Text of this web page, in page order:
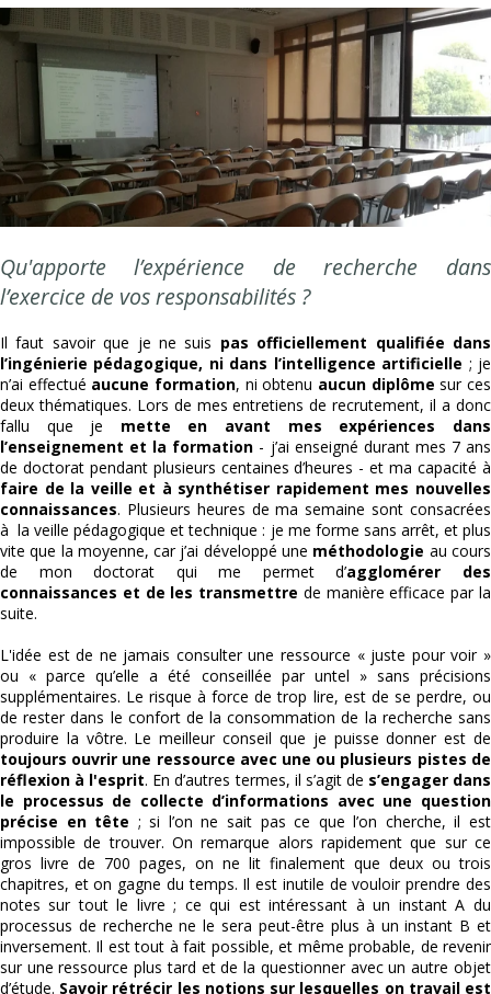
Qu'apporte l’expérience de recherche dans
l’exercice de vos responsabilités ?
Il faut savoir que je ne suis pas officiellement qualifiée dans
l’ingénierie pédagogique, ni dans l’intelligence artificielle ; je
n’ai effectué aucune formation, ni obtenu aucun diplôme sur ces
deux thématiques. Lors de mes entretiens de recrutement, il a donc
fallu que je mette en avant mes expériences dans
l’enseignement et la formation - j’ai enseigné durant mes 7 ans
de doctorat pendant plusieurs centaines d’heures - et ma capacité à
faire de la veille et à synthétiser rapidement mes nouvelles
connaissances. Plusieurs heures de ma semaine sont consacrées
à la veille pédagogique et technique : je me forme sans arrêt, et plus
vite que la moyenne, car j’ai développé une méthodologie au cours
de mon doctorat qui me permet d’agglomérer des
connaissances et de les transmettre de manière efficace par la
suite.
L'idée est de ne jamais consulter une ressource « juste pour voir »
ou « parce qu’elle a été conseillée par untel » sans précisions
supplémentaires. Le risque à force de trop lire, est de se perdre, ou
de rester dans le confort de la consommation de la recherche sans
produire la vôtre. Le meilleur conseil que je puisse donner est de
toujours ouvrir une ressource avec une ou plusieurs pistes de
réflexion à l'esprit. En d’autres termes, il s’agit de s’engager dans
le processus de collecte d’informations avec une question
précise en tête ; si l’on ne sait pas ce que l’on cherche, il est
impossible de trouver. On remarque alors rapidement que sur ce
gros livre de 700 pages, on ne lit finalement que deux ou trois
chapitres, et on gagne du temps. Il est inutile de vouloir prendre des
notes sur tout le livre ; ce qui est intéressant à un instant A du
processus de recherche ne le sera peut-être plus à un instant B et
inversement. Il est tout à fait possible, et même probable, de revenir
sur une ressource plus tard et de la questionner avec un autre objet
d’étude. Savoir rétrécir les notions sur lesquelles on travail est